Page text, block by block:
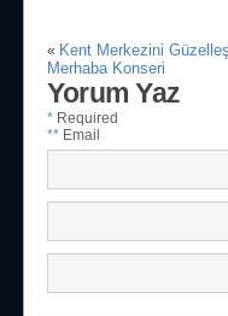
« Kent Merkezini
Merhaba Konseri
Yorum Yaz
* Required
** Email